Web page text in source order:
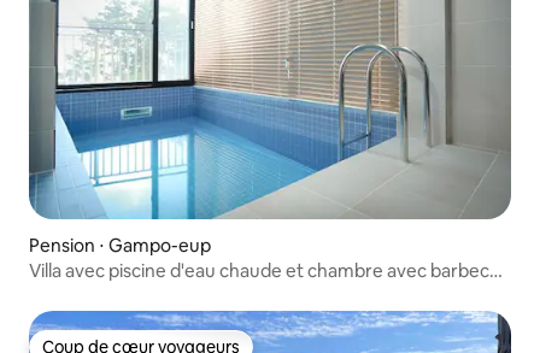
Pension ⋅ Gampo-eup
Villa avec piscine d'eau chaude et chambre avec barbecue
(payant)/barbecue individuel)
Coup de cœur voyageurs